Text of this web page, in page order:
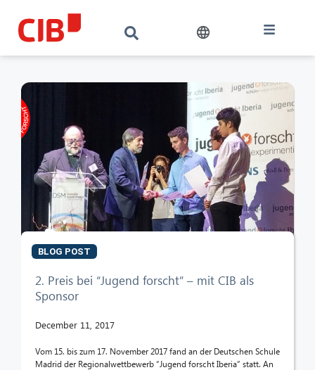
BLOG POST
2. Preis bei “Jugend forscht” – mit CIB als
Sponsor
December 11, 2017
Vom 15. bis zum 17. November 2017 fand an der Deutschen Schule
Madrid der Regionalwettbewerb “Jugend forscht Iberia” statt. An